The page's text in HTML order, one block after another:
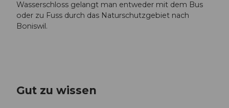
Wasserschloss gelangt man entweder mit dem Bus
oder zu Fuss durch das Naturschutzgebiet nach
Boniswil.
Gut zu wissen